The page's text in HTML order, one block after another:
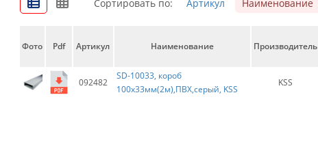
Сортировать по: Артикул Наименование
Фото Pdf Артикул Наименование Производитель
092482
SD-10033, короб
100х33мм(2м),ПВХ,серый, KSS
KSS